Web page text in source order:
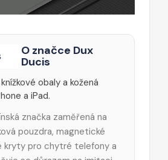
O značce Dux
Ducis
obaly a kožená
a iPad.
značka zaměřená na
pouzdra, magnetické
kryty pro chytré telefony a